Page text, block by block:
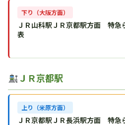
下り（大阪方面）
ＪＲ山科駅ＪＲ京都駅方面 特急
表
ＪＲ京都駅
上り（米原方面）
ＪＲ京都駅ＪＲ長浜駅方面 特急